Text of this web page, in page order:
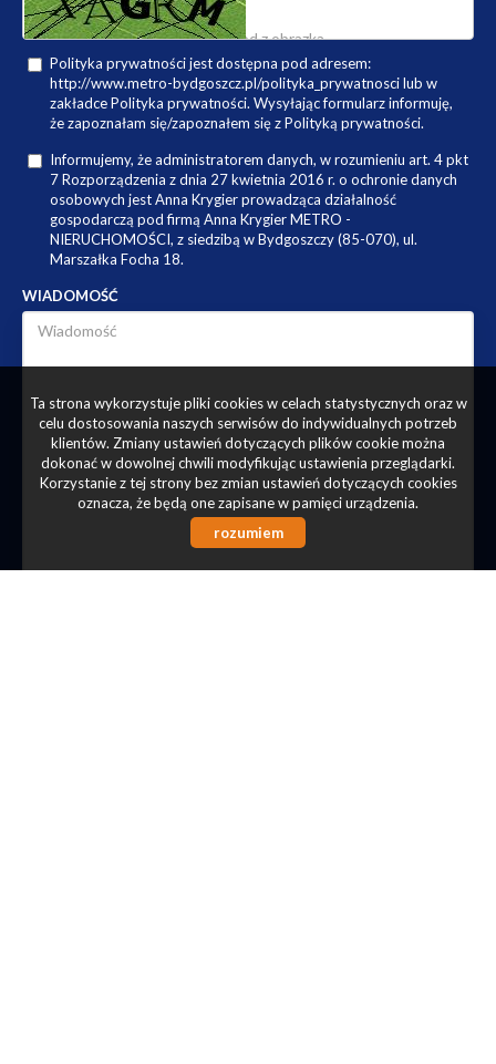
Polityka prywatności jest dostępna pod adresem:
http://www.metro-bydgoszcz.pl/polityka_prywatnosci lub w
zakładce Polityka prywatności. Wysyłając formularz informuję,
że zapoznałam się/zapoznałem się z Polityką prywatności.
Informujemy, że administratorem danych, w rozumieniu art. 4 pkt
7 Rozporządzenia z dnia 27 kwietnia 2016 r. o ochronie danych
osobowych jest Anna Krygier prowadząca działalność
gospodarczą pod firmą Anna Krygier METRO -
NIERUCHOMOŚCI, z siedzibą w Bydgoszczy (85-070), ul.
Marszałka Focha 18.
WIADOMOŚĆ
Ta strona wykorzystuje pliki cookies w celach statystycznych oraz w
celu dostosowania naszych serwisów do indywidualnych potrzeb
klientów. Zmiany ustawień dotyczących plików cookie można
dokonać w dowolnej chwili modyfikując ustawienia przeglądarki.
Korzystanie z tej strony bez zmian ustawień dotyczących cookies
oznacza, że będą one zapisane w pamięci urządzenia.
rozumiem